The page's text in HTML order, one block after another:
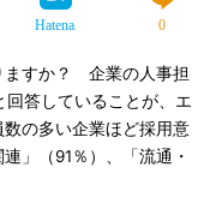
Hatena 0
ますか？ 企業の人事担
答していることが、エ
の多い企業ほど採用意
」（91％）、「流通・